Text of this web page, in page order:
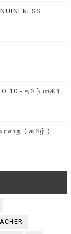
10 - தமிழ் மாதிரி
( தமிழ் )